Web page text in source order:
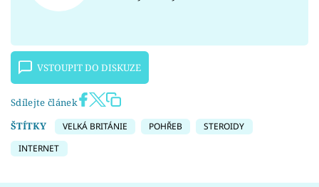
VSTOUPIT DO DISKUZE
Sdílejte článek
ŠTÍTKY
VELKÁ BRITÁNIE POHŘEB
STEROIDY
INTERNET